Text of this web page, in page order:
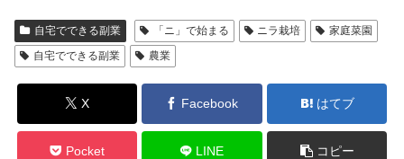
自宅でできる副業 「ニ」で始まる ニラ栽培
家庭菜園
自宅でできる副業
農業
X Facebook はてブ
Pocket LINE コピー